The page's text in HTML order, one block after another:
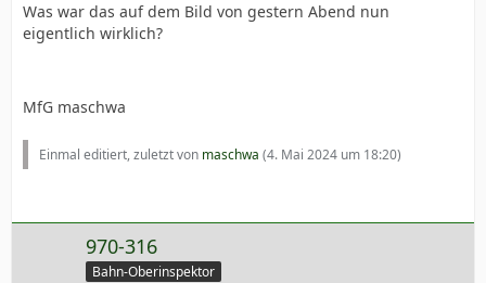
Was war das auf dem Bild von gestern Abend nun
eigentlich wirklich?
MfG maschwa
Einmal editiert, zuletzt von maschwa (4. Mai 2024 um 18:20)
970-316
Bahn-Oberinspektor